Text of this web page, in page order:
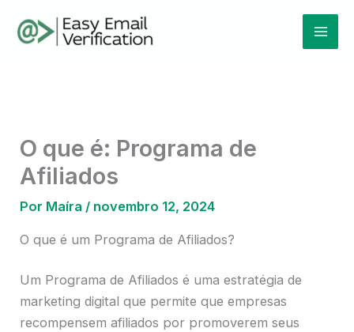
para
O que é: Programa de
Afiliados
Por Maíra / novembro 12, 2024
O que é um Programa de Afiliados?
Um Programa de Afiliados é uma estratégia de
marketing digital que permite que empresas
recompensem afiliados por promoverem seus